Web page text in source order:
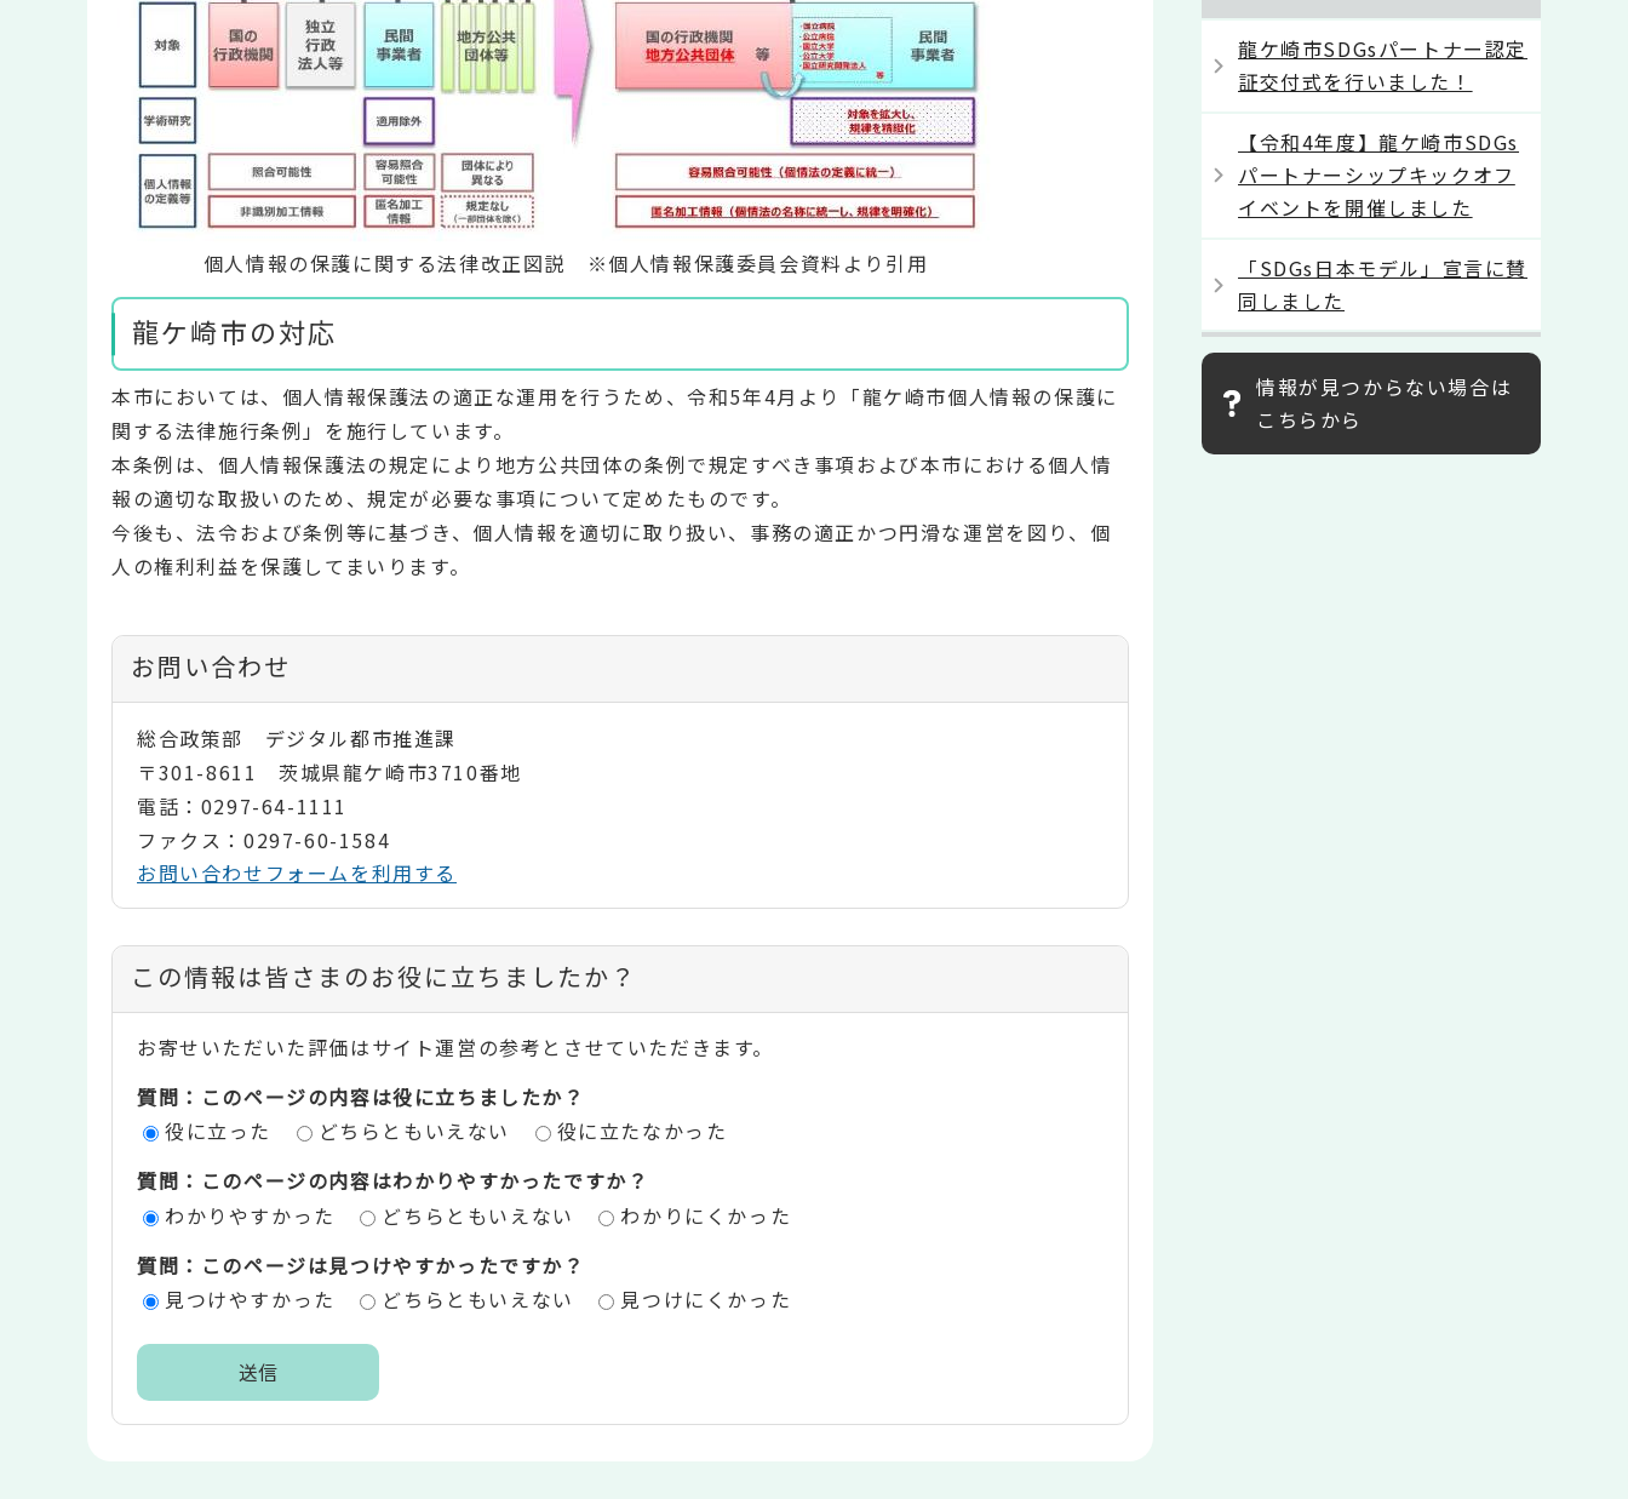
個人情報の保護に関する法律改正図説 ※個人情報保護委員会資料より引用
龍ケ崎市の対応
本市においては、個人情報保護法の適正な運用を行うため、令和5年4月より「龍ケ崎市個人情報の保護に
関する法律施行条例」を施行しています。
本条例は、個人情報保護法の規定により地方公共団体の条例で規定すべき事項および本市における個人情
報の適切な取扱いのため、規定が必要な事項について定めたものです。
今後も、法令および条例等に基づき、個人情報を適切に取り扱い、事務の適正かつ円滑な運営を図り、個
人の権利利益を保護してまいります。
お問い合わせ
総合政策部 デジタル都市推進課
〒301-8611 茨城県龍ケ崎市3710番地
電話：0297-64-1111
ファクス：0297-60-1584
お問い合わせフォームを利用する
コ
ン
テ
ン
評
エ
この情報は皆さまのお役に立ちましたか？
お寄せいただいた評価はサイト運営の参考とさせていただきます。
質問：このページの内容は役に立ちましたか？
役に立った
どちらともいえない
役に立たなかった
質問：このページの内容はわかりやすかったですか？
わかりやすかった
どちらともいえない
わかりにくかった
質問：このページは見つけやすかったですか？
見つけやすかった
どちらともいえない 見つけにくかった
龍ケ崎市SDGsパートナー認定
証交付式を行いました！
【令和4年度】龍ケ崎市SDGs
パートナーシップキックオフ
イベントを開催しました
「SDGs日本モデル」宣言に賛
同しました
情報が見つからない場合は
こちらから